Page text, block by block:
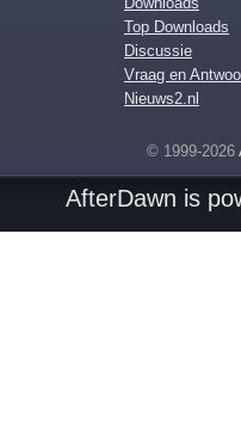
Top Downloads
Discussie
Vraag en
Nieuws2.nl
© 1999-2026
AfterDawn is